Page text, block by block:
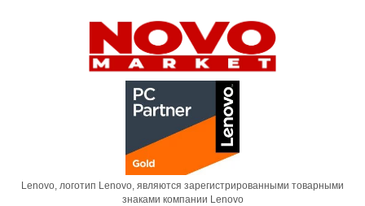
Lenovo, логотип Lenovo, являются зарегистрированными товарными
знаками компании Lenovo